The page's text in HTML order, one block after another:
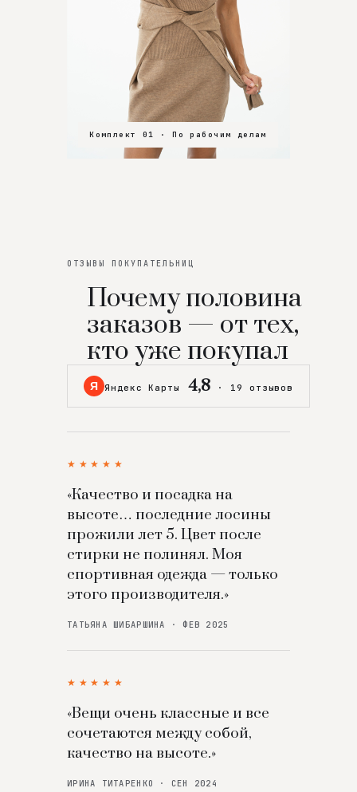
Комплект 01 · По рабочим делам
Комплект 02 · В зал
Комплект 03 · На особенный вечер
ОТЗЫВЫ ПОКУПАТЕЛЬНИЦ
Почему половина
заказов — от тех,
кто уже покупал
Я Яндекс Карты 4,8 · 19 отзывов
★★★★★
«Качество и посадка на
высоте… последние лосины
прожили лет 5. Цвет после
стирки не полинял. Моя
спортивная одежда — только
этого производителя.»
ТАТЬЯНА ШИБАРШИНА · ФЕВ 2025
★★★★★
«Вещи очень классные и все
сочетаются между собой,
качество на высоте.»
ИРИНА ТИТАРЕНКО · СЕН 2024